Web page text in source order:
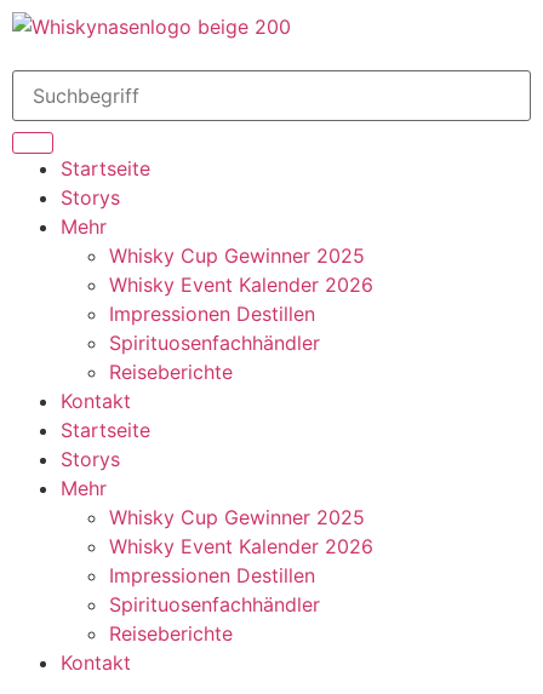
Startseite
Storys
Mehr
Whisky Cup Gewinner 2025
Whisky Event Kalender 2026
Impressionen Destillen
Spirituosenfachhändler
Reiseberichte
Kontakt
Startseite
Storys
Mehr
Whisky Cup Gewinner 2025
Whisky Event Kalender 2026
Impressionen Destillen
Spirituosenfachhändler
Reiseberichte
Kontakt